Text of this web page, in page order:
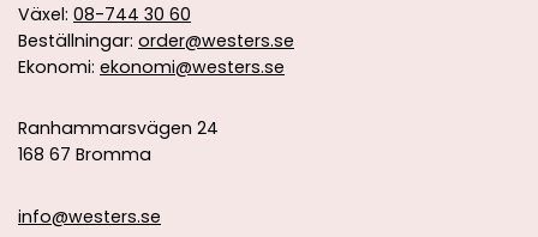
Växel: 08-744 30 60
Beställningar: order@westers.se
Ekonomi: ekonomi@westers.se
Ranhammarsvägen 24
168 67 Bromma
info@westers.se